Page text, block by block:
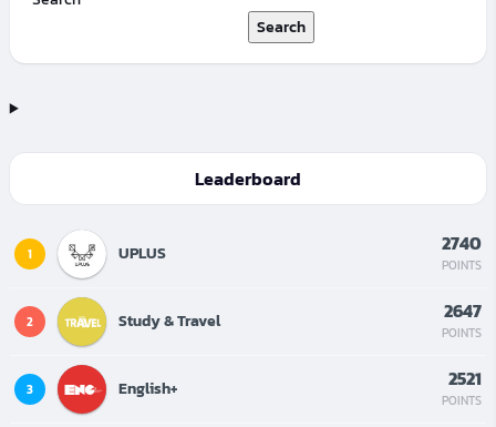
Search
Leaderboard
1 UPLUS 2740
POINTS
2 Study & Travel 2647
POINTS
3 English+ 2521
POINTS